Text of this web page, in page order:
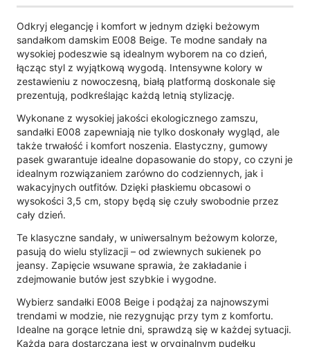
Odkryj elegancję i komfort w jednym dzięki beżowym
sandałkom damskim E008 Beige. Te modne sandały na
wysokiej podeszwie są idealnym wyborem na co dzień,
łącząc styl z wyjątkową wygodą. Intensywne kolory w
zestawieniu z nowoczesną, białą platformą doskonale się
prezentują, podkreślając każdą letnią stylizację.
Wykonane z wysokiej jakości ekologicznego zamszu,
sandałki E008 zapewniają nie tylko doskonały wygląd, ale
także trwałość i komfort noszenia. Elastyczny, gumowy
pasek gwarantuje idealne dopasowanie do stopy, co czyni je
idealnym rozwiązaniem zarówno do codziennych, jak i
wakacyjnych outfitów. Dzięki płaskiemu obcasowi o
wysokości 3,5 cm, stopy będą się czuły swobodnie przez
cały dzień.
Te klasyczne sandały, w uniwersalnym beżowym kolorze,
pasują do wielu stylizacji – od zwiewnych sukienek po
jeansy. Zapięcie wsuwane sprawia, że zakładanie i
zdejmowanie butów jest szybkie i wygodne.
Wybierz sandałki E008 Beige i podążaj za najnowszymi
trendami w modzie, nie rezygnując przy tym z komfortu.
Idealne na gorące letnie dni, sprawdzą się w każdej sytuacji.
Każda para dostarczana jest w oryginalnym pudełku